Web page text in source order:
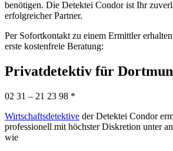
benötigen. Die Detektei Condor ist Ihr
erfolgreicher Partner.
Per Sofortkontakt zu einem Ermittler
erste kostenfreie Beratung:
Privatdetektiv für
02 31 – 21 23 98 *
Wirtschaftsdetektive der Detektei Condor
professionell mit höchster Diskretion unter
wie